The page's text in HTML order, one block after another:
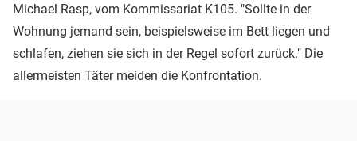
Michael Rasp, vom Kommissariat K105. "Sollte in der
Wohnung jemand sein, beispielsweise im Bett liegen und
schlafen, ziehen sie sich in der Regel sofort zurück." Die
allermeisten Täter meiden die Konfrontation.